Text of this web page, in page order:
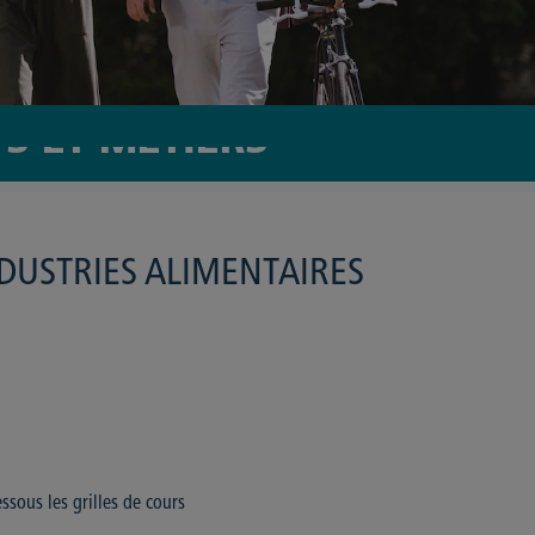
ET MÉTIERS
ALIMENTAIRES
les grilles de cours